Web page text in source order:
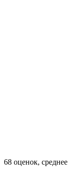
68 оценок, среднее